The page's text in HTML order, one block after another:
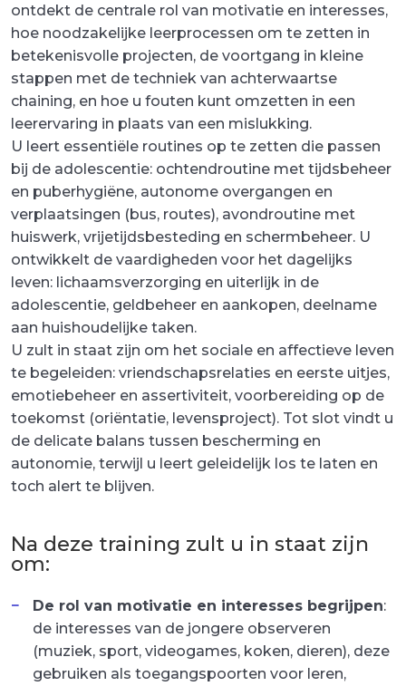
ontdekt de centrale rol van motivatie en interesses,
hoe noodzakelijke leerprocessen om te zetten in
betekenisvolle projecten, de voortgang in kleine
stappen met de techniek van achterwaartse
chaining, en hoe u fouten kunt omzetten in een
leerervaring in plaats van een mislukking.
U leert essentiële routines op te zetten die passen
bij de adolescentie: ochtendroutine met tijdsbeheer
en puberhygiëne, autonome overgangen en
verplaatsingen (bus, routes), avondroutine met
huiswerk, vrijetijdsbesteding en schermbeheer. U
ontwikkelt de vaardigheden voor het dagelijks
leven: lichaamsverzorging en uiterlijk in de
adolescentie, geldbeheer en aankopen, deelname
aan huishoudelijke taken.
U zult in staat zijn om het sociale en affectieve leven
te begeleiden: vriendschapsrelaties en eerste uitjes,
emotiebeheer en assertiviteit, voorbereiding op de
toekomst (oriëntatie, levensproject). Tot slot vindt u
de delicate balans tussen bescherming en
autonomie, terwijl u leert geleidelijk los te laten en
toch alert te blijven.
Na deze training zult u in staat zijn
om:
De rol van motivatie en interesses begrijpen:
de interesses van de jongere observeren
(muziek, sport, videogames, koken, dieren), deze
gebruiken als toegangspoorten voor leren,